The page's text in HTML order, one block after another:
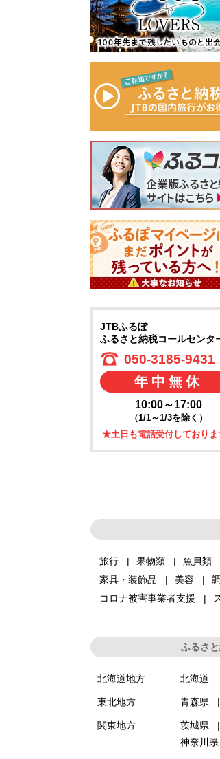
町を応援していただけるみ
なさまと一緒に持続可能な
まちづくりを進めていきま
みなさまの応援をよろしく
くさんのご縁
願っています。
機会に出雲市へ
支援をよろしく
します。
JTBふるぽ
ふるさと納税コールセンタ
050-3185-9431
年中無休
10:00～17:00
（1/1～1/3を除く）
★土日も電話受付しておりま
旅行 果物類 魚貝類
家具・装飾品
美容
コロナ被害事業者支援
ふるさ
北海道地方 北海道
東北地方 青森県
関東地方 茨城県
神奈川県